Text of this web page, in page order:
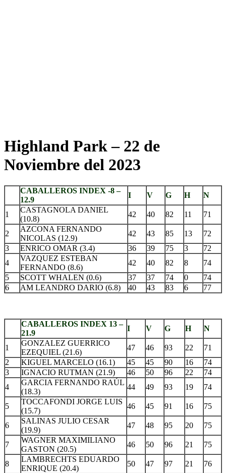
Highland Park – 22 de
Noviembre del 2023
CABALLEROS INDEX -8 –
12.9
I V G H N
1
CASTAGNOLA DANIEL
(10.8)
42 40 82 11 71
2
AZCONA FERNANDO
NICOLAS (12.9)
42 43 85 13
72
3
ENRICO OMAR (3.4) 36 39 75 3
72
4
VAZQUEZ ESTEBAN
FERNANDO (8.6)
42 40 82 8
74
5
SCOTT WHALEN (0.6) 37 37 74 0
74
6
AM LEANDRO DARIO (6.8) 40 43 83 6 77
CABALLEROS INDEX 13 –
21.9
I V G H N
1
GONZALEZ GUERRICO
EZEQUIEL (21.6)
47 46 93 22
71
2
KIGUEL MARCELO (16.1) 45 45 90 16
74
3
IGNACIO RUTMAN (21.9) 46 50 96 22
74
4
GARCIA FERNANDO RAÚL
(18.3)
44 49 93 19 74
5
TOCCAFONDI JORGE LUIS
(15.7)
46 45 91 16 75
6
SALINAS JULIO CESAR
(19.9)
47 48 95 20 75
7
WAGNER MAXIMILIANO
GASTON (20.5)
46 50 96 21 75
8
LAMBRECHTS EDUARDO
ENRIQUE (20.4)
50 47 97 21 76